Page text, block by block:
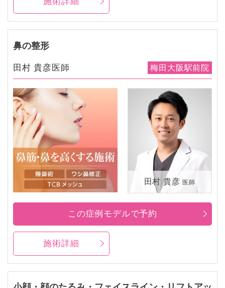
鼻の整形
田村 貴彦医師 梅田大阪駅前院
田村 貴彦 医師
施術詳細
この症例モデルで予約